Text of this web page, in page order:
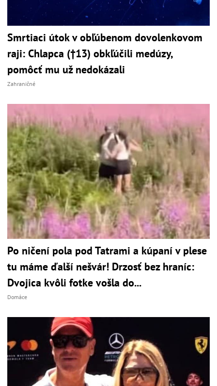
Smrtiaci útok v obľúbenom dovolenkovom
raji: Chlapca (†13) obkľúčili medúzy,
pomôcť mu už nedokázali
Zahraničné
Po ničení pola pod Tatrami a kúpaní v plese
tu máme ďalší nešvár! Drzosť bez hraníc:
Dvojica kvôli fotke vošla do...
Domáce